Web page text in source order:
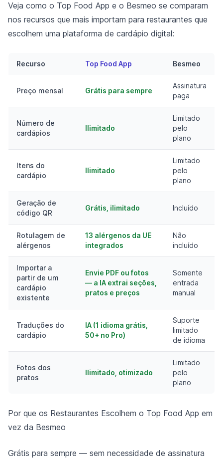
Veja como o Top Food App e o Besmeo se comparam
nos recursos que mais importam para restaurantes que
escolhem uma plataforma de cardápio digital:
Recurso Top Food App Besmeo
Preço mensal Grátis para sempre
Assinatura
paga
Número de
cardápios
Ilimitado
Limitado
pelo
plano
Itens do
cardápio
Ilimitado
Limitado
pelo
plano
Geração de
código QR
Grátis, ilimitado Incluído
Rotulagem de
alérgenos
13 alérgenos da UE
integrados
Não
incluído
Importar a
partir de um
cardápio
existente
Envie PDF ou fotos
— a IA extrai seções,
pratos e preços
Somente
entrada
manual
Traduções do
cardápio
IA (1 idioma grátis,
50+ no Pro)
Suporte
limitado
de idioma
Fotos dos
pratos
Ilimitado, otimizado
Limitado
pelo
plano
Por que os Restaurantes Escolhem o Top Food App em
vez da Besmeo
Grátis para sempre — sem necessidade de assinatura